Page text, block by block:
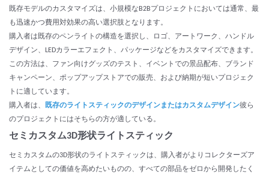
既存モデルのカスタマイズは、小規模なB2Bプロジェクトにおいては通常、最
も迅速かつ費用対効果の高い選択肢となります。
購入者は既存のペンライトの構造を選択し、ロゴ、アートワーク、ハンドル
デザイン、LEDカラーエフェクト、パッケージなどをカスタマイズできます。
この方法は、ファン向けグッズのテスト、イベントでの景品配布、ブランド
キャンペーン、ポップアップストアでの販売、および納期が短いプロジェク
トに適しています。
購入者は、
既存のライトスティックのデザインまたはカスタムデザイン彼ら
のプロジェクトにはそちらの方が適している。
セミカスタム3D形状ライトスティック
セミカスタムの3D形状のライトスティックは、購入者がよりコレクターズア
イテムとしての価値を高めたいものの、すべての部品をゼロから開発したく